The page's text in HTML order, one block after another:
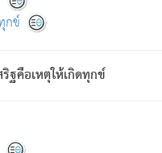
กข์
ฐคือเหตุให้เกิดทุกข์
อต้นฉบับ ที่มีการพิมพ์ครั้งล่าสุด ก่